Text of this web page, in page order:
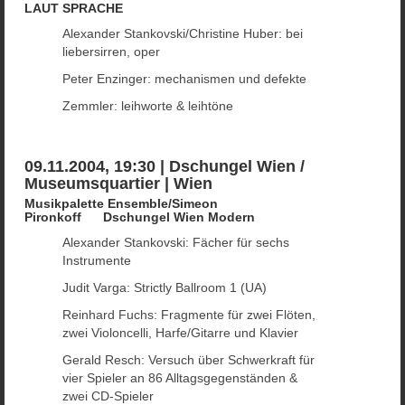
LAUT SPRACHE
Alexander Stankovski/Christine Huber: bei
liebersirren, oper
Peter Enzinger: mechanismen und defekte
Zemmler: leihworte & leihtöne
09.11.2004, 19:30 | Dschungel Wien /
Museumsquartier | Wien
Musikpalette Ensemble/Simeon
Pironkoff Dschungel Wien Modern
Alexander Stankovski: Fächer für sechs
Instrumente
Judit Varga: Strictly Ballroom 1 (UA)
Reinhard Fuchs: Fragmente für zwei Flöten,
zwei Violoncelli, Harfe/Gitarre und Klavier
Gerald Resch: Versuch über Schwerkraft für
vier Spieler an 86 Alltagsgegenständen &
zwei CD-Spieler